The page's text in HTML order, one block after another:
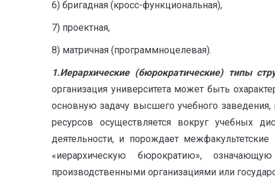
6) бригадная (кросс-функциональная),
7) проектная,
8) матричная (программно­целевая).
1.Иерархические (бюрократические) типы
организация университета может быть
основную задачу высшего учебного
ресурсов осуществляется вокруг учебных
деятельности, и порождает
«иерархическую бюрократию»,
производственными организациями или